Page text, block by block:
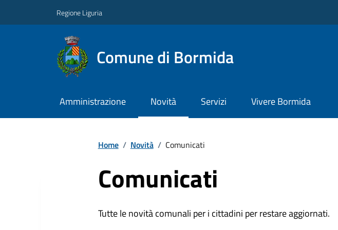
Regione Liguria
Comune di Bormida
Amministrazione Novità Servizi Vivere Bormida
Home / Novità / Comunicati
Comunicati
Tutte le novità comunali per i cittadini per restare aggiornati.